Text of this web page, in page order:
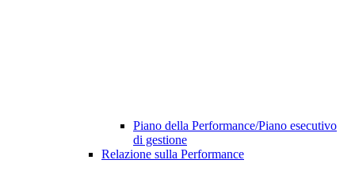
Piano della Performance/Piano esecutivo
di gestione
Relazione sulla Performance